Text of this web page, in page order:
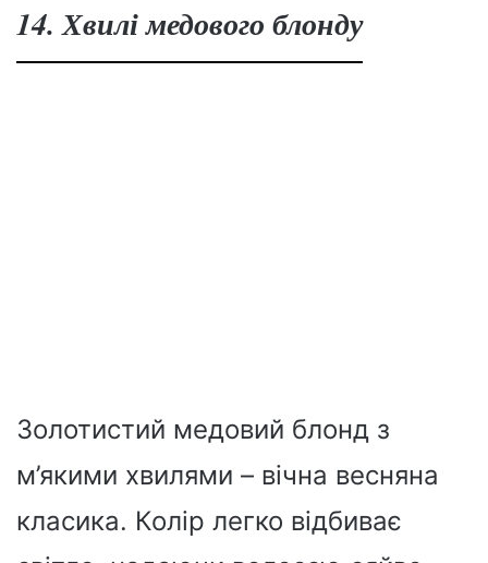
14. Хвилі медового блонду
Золотистий медовий блонд з
м’якими хвилями – вічна весняна
класика. Колір легко відбиває